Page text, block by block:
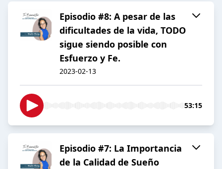
Episodio #8: A pesar de las
dificultades de la vida, TODO
sigue siendo posible con
Esfuerzo y Fe.
2023-02-13
53:15
Episodio #7: La Importancia
de la Calidad de Sueño